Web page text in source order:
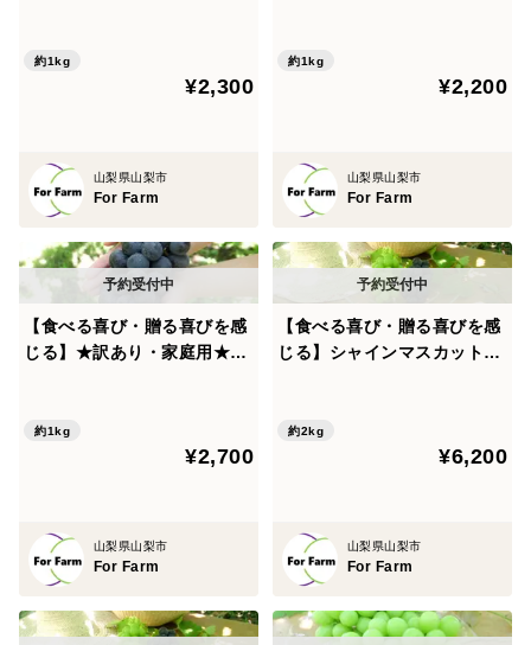
約1kg
¥2,300
山梨県山梨市
For Farm
約1kg
¥2,200
山梨県山梨市
For Farm
【食べる喜び・贈る喜びを感
じる】★訳あり・家庭用★巨
約1kg
¥2,700
山梨県山梨市
For Farm
【食べる喜び・贈る喜びを感
じる】シャインマスカットと
約2kg
¥6,200
山梨県山梨市
For Farm